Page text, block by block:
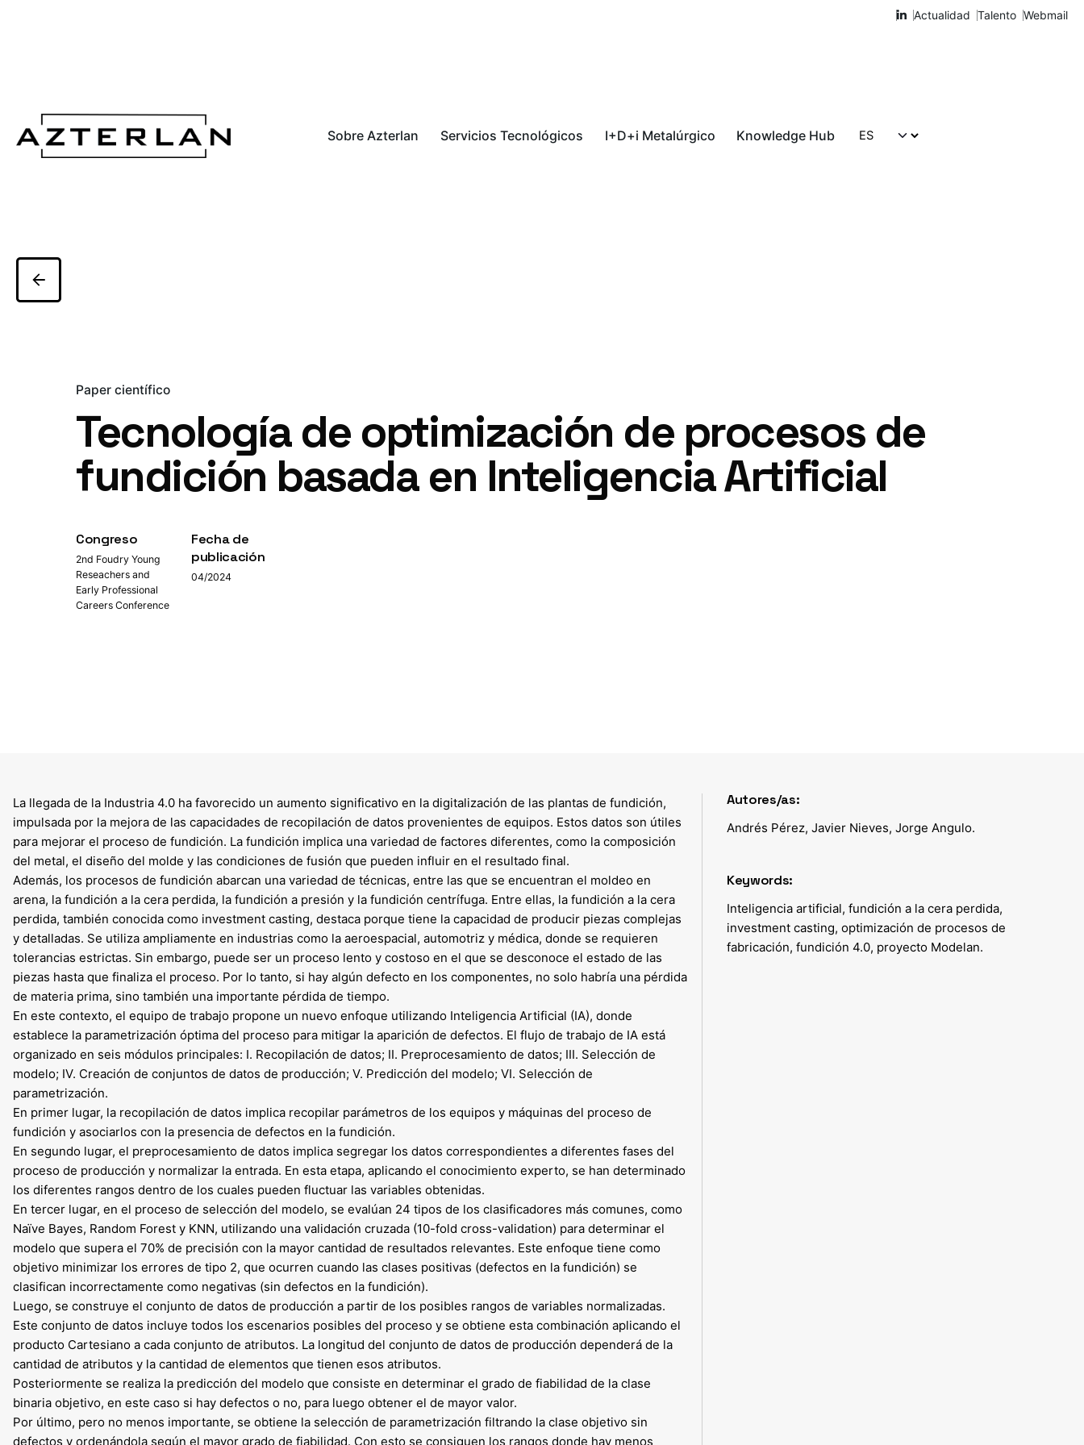
Actualidad Talento Webmail
Sobre Azterlan Servicios Tecnológicos I+D+i Metalúrgico Knowledge Hub
Paper científico
Tecnología de optimización de procesos de
fundición basada en Inteligencia Artificial
Congreso
2nd Foudry Young
Reseachers and
Early Professional
Careers Conference
Fecha de
publicación
04/2024
La llegada de la Industria 4.0 ha favorecido un aumento significativo en la digitalización de las plantas de fundición,
impulsada por la mejora de las capacidades de recopilación de datos provenientes de equipos. Estos datos son útiles
para mejorar el proceso de fundición. La fundición implica una variedad de factores diferentes, como la composición
del metal, el diseño del molde y las condiciones de fusión que pueden influir en el resultado final.
Además, los procesos de fundición abarcan una variedad de técnicas, entre las que se encuentran el moldeo en
arena, la fundición a la cera perdida, la fundición a presión y la fundición centrífuga. Entre ellas, la fundición a la cera
perdida, también conocida como investment casting, destaca porque tiene la capacidad de producir piezas complejas
y detalladas. Se utiliza ampliamente en industrias como la aeroespacial, automotriz y médica, donde se requieren
tolerancias estrictas. Sin embargo, puede ser un proceso lento y costoso en el que se desconoce el estado de las
piezas hasta que finaliza el proceso. Por lo tanto, si hay algún defecto en los componentes, no solo habría una pérdida
de materia prima, sino también una importante pérdida de tiempo.
En este contexto, el equipo de trabajo propone un nuevo enfoque utilizando Inteligencia Artificial (IA), donde
establece la parametrización óptima del proceso para mitigar la aparición de defectos. El flujo de trabajo de IA está
organizado en seis módulos principales: I. Recopilación de datos; II. Preprocesamiento de datos; III. Selección de
modelo; IV. Creación de conjuntos de datos de producción; V. Predicción del modelo; VI. Selección de
parametrización.
En primer lugar, la recopilación de datos implica recopilar parámetros de los equipos y máquinas del proceso de
fundición y asociarlos con la presencia de defectos en la fundición.
En segundo lugar, el preprocesamiento de datos implica segregar los datos correspondientes a diferentes fases del
proceso de producción y normalizar la entrada. En esta etapa, aplicando el conocimiento experto, se han determinado
los diferentes rangos dentro de los cuales pueden fluctuar las variables obtenidas.
En tercer lugar, en el proceso de selección del modelo, se evalúan 24 tipos de los clasificadores más comunes, como
Naïve Bayes, Random Forest y KNN, utilizando una validación cruzada (10-fold cross-validation) para determinar el
modelo que supera el 70% de precisión con la mayor cantidad de resultados relevantes. Este enfoque tiene como
objetivo minimizar los errores de tipo 2, que ocurren cuando las clases positivas (defectos en la fundición) se
clasifican incorrectamente como negativas (sin defectos en la fundición).
Luego, se construye el conjunto de datos de producción a partir de los posibles rangos de variables normalizadas.
Este conjunto de datos incluye todos los escenarios posibles del proceso y se obtiene esta combinación aplicando el
producto Cartesiano a cada conjunto de atributos. La longitud del conjunto de datos de producción dependerá de la
cantidad de atributos y la cantidad de elementos que tienen esos atributos.
Posteriormente se realiza la predicción del modelo que consiste en determinar el grado de fiabilidad de la clase
binaria objetivo, en este caso si hay defectos o no, para luego obtener el de mayor valor.
Por último, pero no menos importante, se obtiene la selección de parametrización filtrando la clase objetivo sin
defectos y ordenándola según el mayor grado de fiabilidad. Con esto se consiguen los rangos donde hay menos
Autores/as:
Andrés Pérez, Javier Nieves, Jorge Angulo.
Keywords:
Inteligencia artificial, fundición a la cera perdida,
investment casting, optimización de procesos de
fabricación, fundición 4.0, proyecto Modelan.